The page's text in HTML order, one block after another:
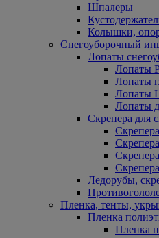
Шпалеры
Колышки,
Снегоуборочный
Лопаты
Лопаты
Лопаты
Лопаты
Лопаты
Скрепера для
Ледорубы,
Пленка, тенты,
Пленка
Пленка